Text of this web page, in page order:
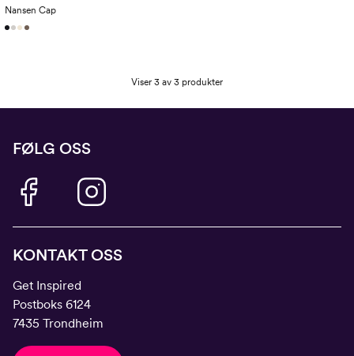
Nansen Cap
Viser 3 av 3 produkter
FØLG OSS
KONTAKT OSS
Get Inspired
Postboks 6124
7435 Trondheim